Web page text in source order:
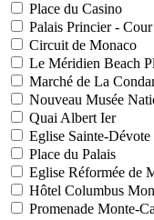
Place du Casino
Palais Princier -
Circuit de Monaco
Le Méridien Beach
Marché de La
Nouveau Musée
Quai Albert Ier
Eglise Sainte-Dévote
Place du Palais
Eglise Réformée de
Hôtel Columbus
Promenade Monte-